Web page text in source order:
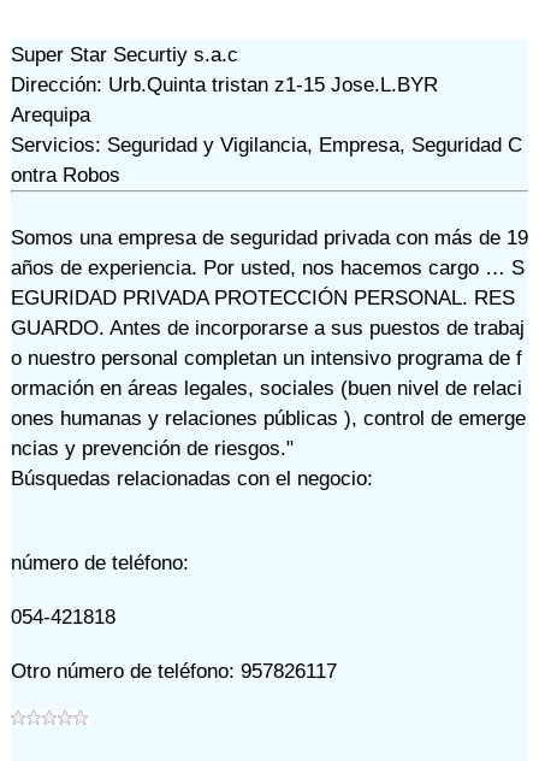
Super Star Securtiy s.a.c
Dirección: Urb.Quinta tristan z1-15 Jose.L.BYR
Arequipa
Servicios: Seguridad y Vigilancia, Empresa, Seguridad C
ontra Robos
Somos una empresa de seguridad privada con más de 19
años de experiencia. Por usted, nos hacemos cargo … S
EGURIDAD PRIVADA PROTECCIÓN PERSONAL. RES
GUARDO. Antes de incorporarse a sus puestos de trabaj
o nuestro personal completan un intensivo programa de f
ormación en áreas legales, sociales (buen nivel de relaci
ones humanas y relaciones públicas ), control de emerge
ncias y prevención de riesgos."
Búsquedas relacionadas con el negocio:
número de teléfono:
054-421818
Otro número de teléfono: 957826117